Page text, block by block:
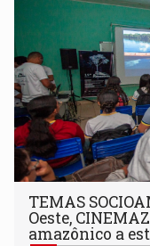
TEMAS
Oeste,
amazônico a